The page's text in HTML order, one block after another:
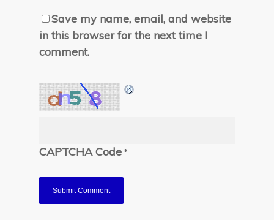
Save my name, email, and website
in this browser for the next time I
comment.
CAPTCHA Code *